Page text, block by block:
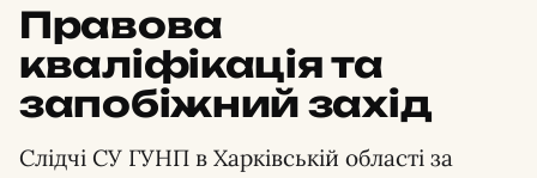
Правова
кваліфікація та
запобіжний захід
Слідчі СУ ГУНП в Харківській області за